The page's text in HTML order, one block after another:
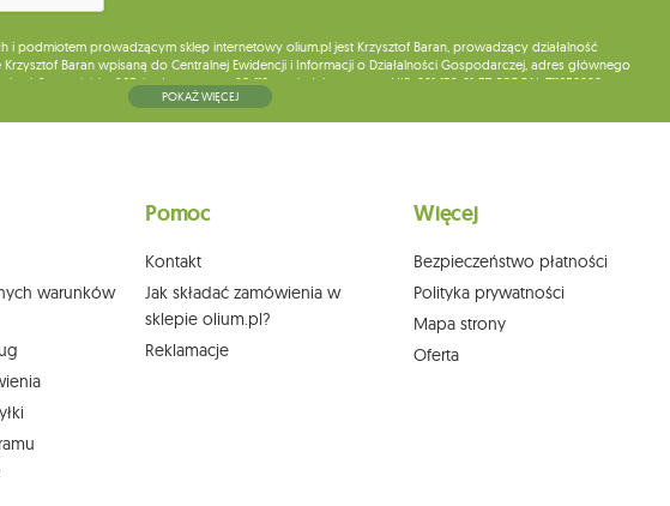
podmiotem prowadzącym sklep internetowy olium.pl jest Krzysztof Baran, prowadzący działalność
Baran wpisaną do Centralnej Ewidencji i Informacji o Działalności Gospodarczej, adres głównego
ul. Starowiejska 265, kod pocztowy: 08-110, posiadający numer NIP: 821-152-01-37, REGON: 711650928 .
i przechowywane do chwili rezygnacji z subskrypcji.
adresem e-mail lub pisemnie na adres siedziby.
POKAŻ WIĘCEJ
warunków
Pomoc
Kontakt
Jak składać zamówienia w
sklepie olium.pl?
Reklamacje
Więcej
Bezpieczeństwo płatności
Polityka prywatności
Mapa strony
Oferta